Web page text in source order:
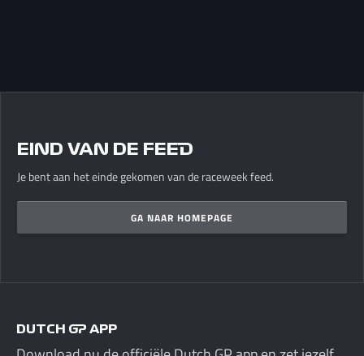
EIND VAN DE FEED
Je bent aan het einde gekomen van de raceweek feed.
GA NAAR HOMEPAGE
DUTCH GP APP